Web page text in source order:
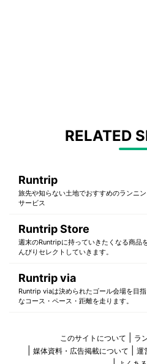
RELATED
Runtrip
旅先や知らない土地でおすすめのランニ
サービス
Runtrip Store
週末のRuntripに持っていきたくなる商品
んびりセレクトしていきます。
Runtrip via
Runtrip viaは決められたゴール会場を目
なコース・ペース・距離を走ります。
このサイトについて
ラ
媒体資料・広告掲載について
運